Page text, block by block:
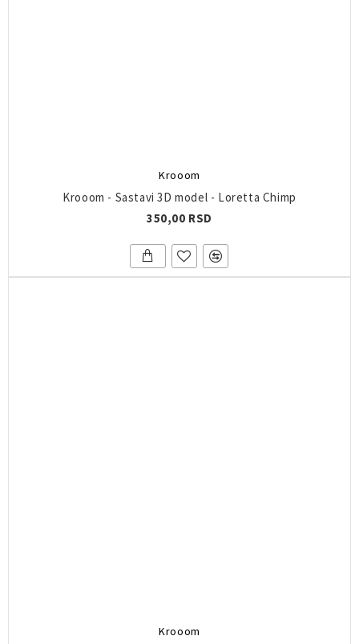
Krooom
Krooom - Sastavi 3D model - Loretta Chimp
350,00 RSD
Krooom